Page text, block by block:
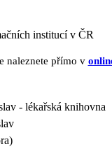
institucí v ČR
naleznete přímo v
- lékařská knihovna